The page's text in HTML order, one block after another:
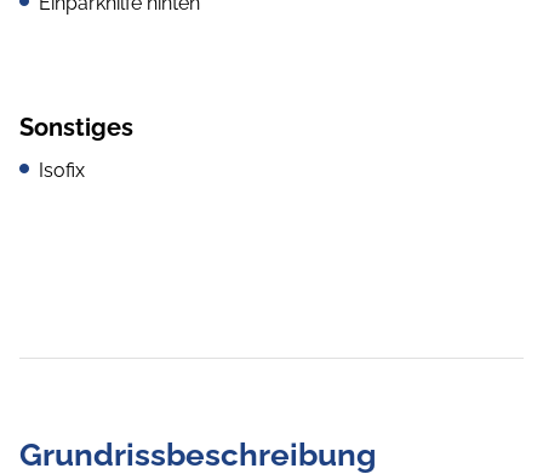
Sonstiges
Isofix
Grundrissbeschreibung